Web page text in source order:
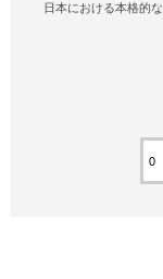
日本における本格的